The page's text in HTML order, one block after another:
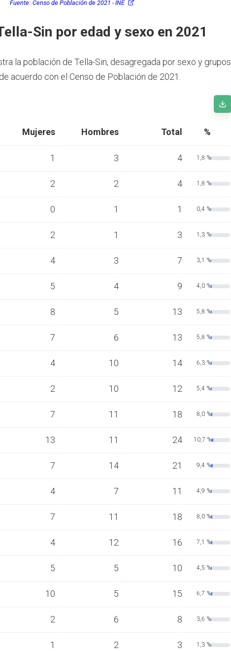
Fuente: Censo de Población de 2021 - INE
Sin por edad y sexo en 2021
la población de Tella-Sin, desagregada por sexo y grupos
acuerdo con el Censo de Población de 2021.
Mujeres Hombres Total %
1 3 4 1,8 %
2 2 4 1,8 %
0 1 1 0,4 %
2 1 3 1,3 %
4 3 7 3,1 %
5 4 9 4,0 %
8 5 13 5,8 %
7 6 13 5,8 %
4 10 14 6,3 %
2 10 12 5,4 %
7 11 18 8,0 %
13 11 24 10,7 %
7 14 21 9,4 %
4 7 11 4,9 %
7 11 18 8,0 %
4 12 16 7,1 %
5 5 10 4,5 %
10 5 15 6,7 %
2 6 8 3,6 %
1 2 3 1,3 %